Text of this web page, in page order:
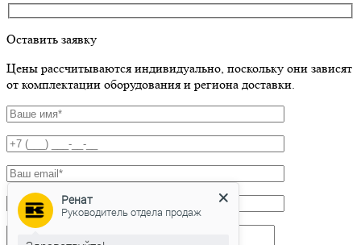
Оставить заявку
Цены рассчитываются индивидуально, поскольку они зависят
от комплектации оборудования и региона доставки.
Ренат
Руководитель отдела продаж